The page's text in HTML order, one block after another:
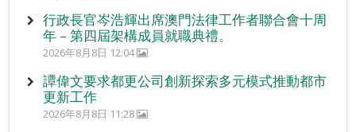
行政長官岑浩輝出席澳門法律工作者聯合會十周
年 – 第四屆架構成員就職典禮。
2026年8月8日 12:04
譚偉文要求都更公司創新探索多元模式推動都市
更新工作
2026年8月8日 11:28